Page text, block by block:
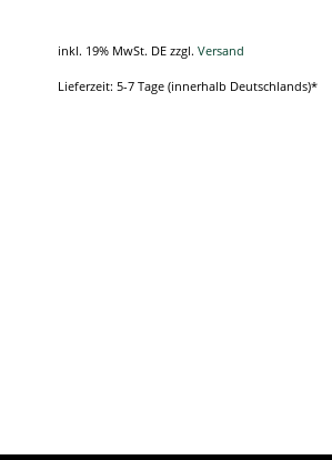
inkl. 19% MwSt. DE zzgl. Versand
Lieferzeit: 5-7 Tage (innerhalb Deutschlands)*